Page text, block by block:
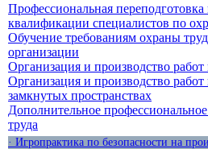
Профессиональная
квалификации специалистов по
Обучение требованиям охраны
организации
Организация и производство работ
Организация и производство
замкнутых пространствах
Дополнительное
труда
· Игропрактика по безопасности на